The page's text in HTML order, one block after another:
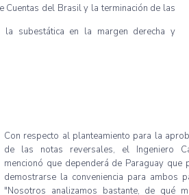
Cuentas del Brasil y la terminación de las
la subestática en la margen derecha y
Con respecto al planteamiento para la
de las notas reversales, el Ingeniero
mencionó que dependerá de Paraguay que
demostrarse la conveniencia para ambos
"Nosotros analizamos bastante, de qué